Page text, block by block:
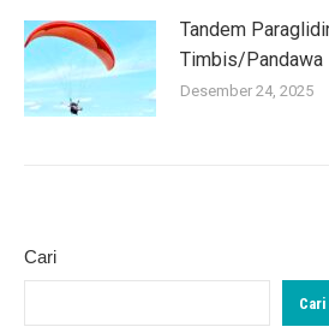
Tandem
Timbis/Pandawa
Desember 24, 2025
Cari
Cari